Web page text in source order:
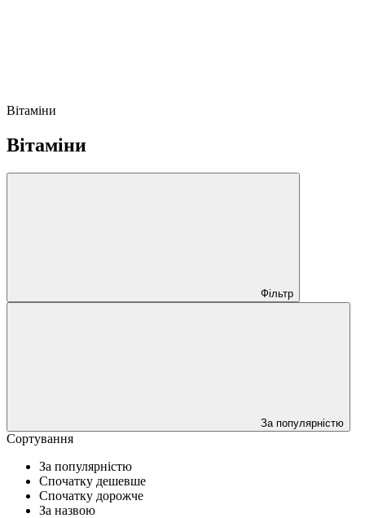
Вітаміни
Вітаміни
Фільтр
За популярністю
Сортування
За популярністю
Спочатку дешевше
Спочатку дорожче
За назвою